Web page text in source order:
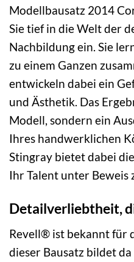
Modellbausatz 2014
Sie tief in die Welt der
Nachbildung ein. Sie
zu einem Ganzen
entwickeln dabei ein
und Ästhetik. Das
Modell, sondern ein
Ihres handwerklichen
Stingray bietet dabei
Ihr Talent unter Beweis
Detailverliebtheit,
Revell® ist bekannt für
dieser Bausatz bildet